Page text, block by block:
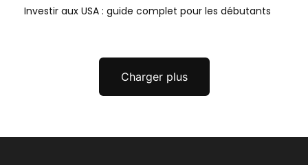
Investir aux USA : guide complet pour les débutants
Charger plus